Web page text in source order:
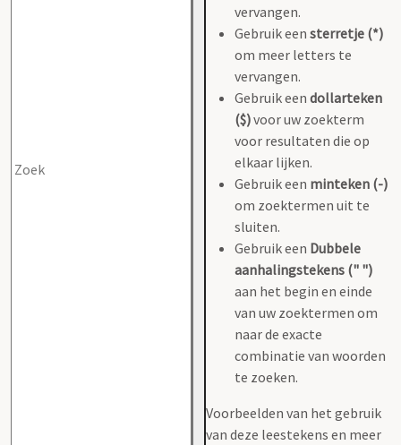
vervangen.
Gebruik een sterretje (*)
om meer letters te
vervangen.
Gebruik een dollarteken
($)voor uw zoekterm
voor resultaten die op
elkaar lijken.
Gebruik een minteken (-)
om zoektermen uit te
sluiten.
Gebruik een Dubbele
aanhalingstekens (" ")
aan het begin en einde
van uw zoektermen om
naar de exacte
combinatie van woorden
te zoeken.
Voorbeelden van het gebruik
van deze leestekens en meer